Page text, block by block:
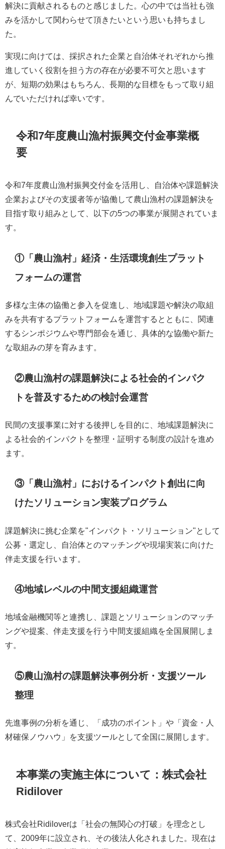
解決に貢献されるものと感じました。心の中では当社も強
みを活かして関わらせて頂きたいという思いも持ちまし
た。
実現に向けては、採択された企業と自治体それぞれから推
進していく役割を担う方の存在が必要不可欠と思います
が、短期の効果はもちろん、長期的な目標をもって取り組
んでいただければ幸いです。
令和7年度農山漁村振興交付金事業概
要
令和7年度農山漁村振興交付金を活用し、自治体や課題解決
企業およびその支援者等が協働して農山漁村の課題解決を
目指す取り組みとして、以下の5つの事業が展開されていま
す。
①「農山漁村」経済・生活環境創生プラット
フォームの運営
多様な主体の協働と参入を促進し、地域課題や解決の取組
みを共有するプラットフォームを運営するとともに、関連
するシンポジウムや専門部会を通じ、具体的な協働や新た
な取組みの芽を育みます。
②農山漁村の課題解決による社会的インパク
トを普及するための検討会運営
民間の支援事業に対する後押しを目的に、地域課題解決に
よる社会的インパクトを整理・証明する制度の設計を進め
ます。
③「農山漁村」​における​インパクト創出​に向
けた​ソリューション実装プログラム
課題解決に挑む企業を"インパクト・ソリューション"として​
公募・選定し、自治体とのマッチングや現場実装に向けた
伴走支援を行います。
④地域レベルの中間支援組織運営
地域金融機関等と連携し、課題とソリューションのマッチ
ングや提案、伴走支援を行う中間支援組織を全国展開しま
す。
⑤農山漁村の課題解決事例分析・支援ツール
整理
先進事例の分析を通じ、「成功のポイント」や「資金・人
材確保ノウハウ」を支援ツールとして全国に展開します。
本事業の実施主体について：株式会社
Ridilover
株式会社Ridiloverは「社会の無関心の打破」を理念とし
て、2009年に設立され、その後法人化されました。現在は